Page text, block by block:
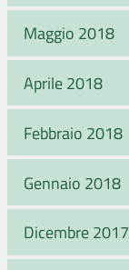
Maggio 2018
Aprile 2018
Febbraio 2018
Gennaio 2018
Dicembre 2017